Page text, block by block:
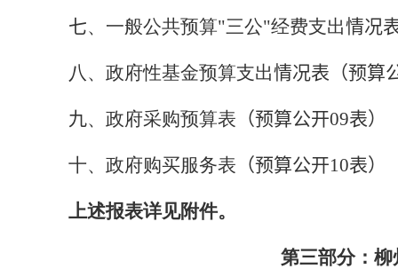
七、一般公共预算"三公"经费支出情况
八、政府性基金预算支出情况表（预算
九、政府采购预算表 （预算公开09表）
十、政府购买服务表 （预算公开10表）
上述报表详见附件。
第三部分：